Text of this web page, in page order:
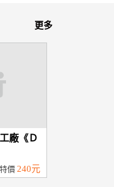
更多
廠《Ｄ
特價 240元